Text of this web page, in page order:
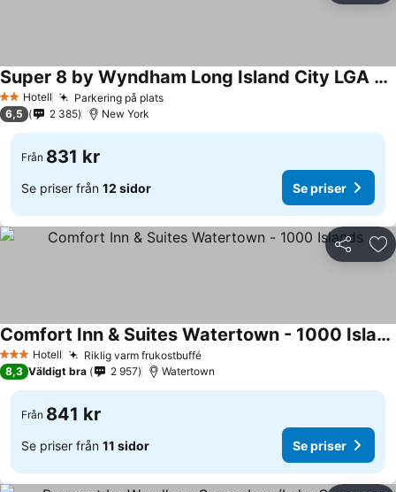
2 Stjärnor
Hotell Parkering på plats
Super 8 by Wyndham Long Island City LGA Hotel
6,5 2 385 New York
Från 831 kr
Se priser från 12 sidor Se priser
Dela
3 StjärnorHotell Riklig varm frukostbuffé
Comfort Inn & Suites Watertown - 1000 Islands
8,3 Väldigt bra 2 957 Watertown
Från 841 kr
Se priser från 11 sidor Se priser